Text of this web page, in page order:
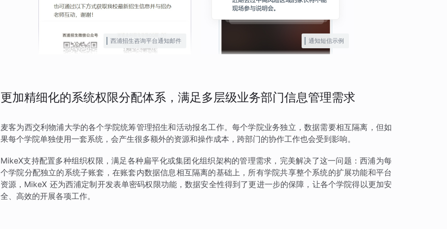
西浦招生咨询平台通知邮件 通知短信示例
更加精细化的系统权限分配体系，满足多层级业务部门信息管理需求
麦客为西交利物浦大学的各个学院统筹管理招生和活动报名工作。每个学院业务独立，数据需要相互隔离，但如
果每个学院单独使用一套系统，会产生很多额外的资源和操作成本，跨部门的协作工作也会受到影响。
MikeX支持配置多种组织权限，满足各种扁平化或集团化组织架构的管理需求，完美解决了这一问题：西浦为每
个学院分配独立的系统子账套，在账套内数据信息相互隔离的基础上，所有学院共享整个系统的扩展功能和平台
资源，MikeX 还为西浦定制开发表单密码权限功能，数据安全性得到了更进一步的保障，让各个学院得以更加安
全、高效的开展各项工作。